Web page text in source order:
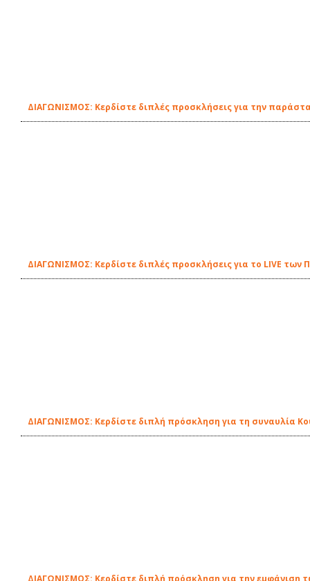
ΔΙΑΓΩΝΙΣΜΟΣ: Κερδίστε διπλές προσκλήσεις για την
ΔΙΑΓΩΝΙΣΜΟΣ: Κερδίστε διπλές προσκλήσεις για το LIVE
ΔΙΑΓΩΝΙΣΜΟΣ: Κερδίστε διπλή πρόσκληση για τη συναυλία
ΔΙΑΓΩΝΙΣΜΟΣ: Κερδίστε διπλή πρόσκληση για την εμφάνιση